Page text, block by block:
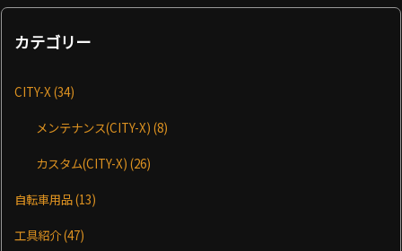
カテゴリー
CITY-X(34)
メンテナンス(CITY-X)(8)
カスタム(CITY-X)(26)
自転車用品(13)
工具紹介(47)